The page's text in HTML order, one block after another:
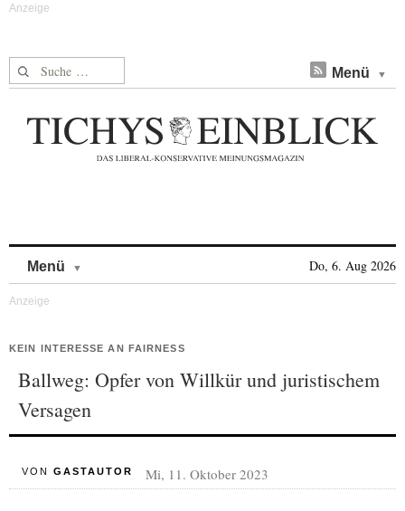
Suche nach: Menü
Menü Do, 6. Aug 2026
KEIN INTERESSE AN FAIRNESS
Ballweg: Opfer von Willkür und juristischem
Versagen
VON GASTAUTOR Mi, 11. Oktober 2023